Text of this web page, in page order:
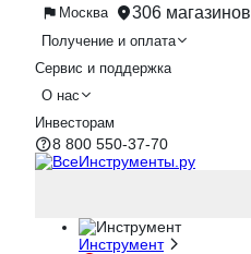
Москва 306 магазинов
Получение и оплата
Сервис и поддержка
О нас
Инвесторам
8 800 550-37-70
Инструмент